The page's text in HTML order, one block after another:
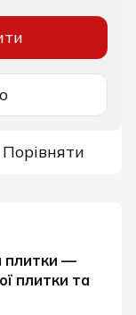
Порівняти
плитки —
плитки та